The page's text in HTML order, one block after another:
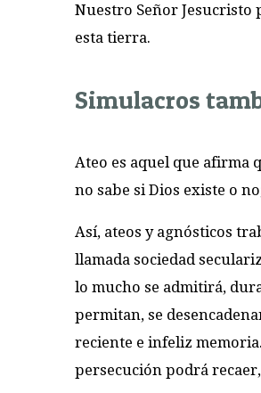
Nuestro Señor Jesucristo
esta tierra.
Simulacros
Ateo es aquel que afirma
no sabe si Dios existe o
Así, ateos y agnósticos
llamada sociedad
lo mucho se admitirá,
permitan, se
reciente e infeliz
persecución podrá